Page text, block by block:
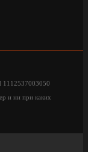
и ни при каких